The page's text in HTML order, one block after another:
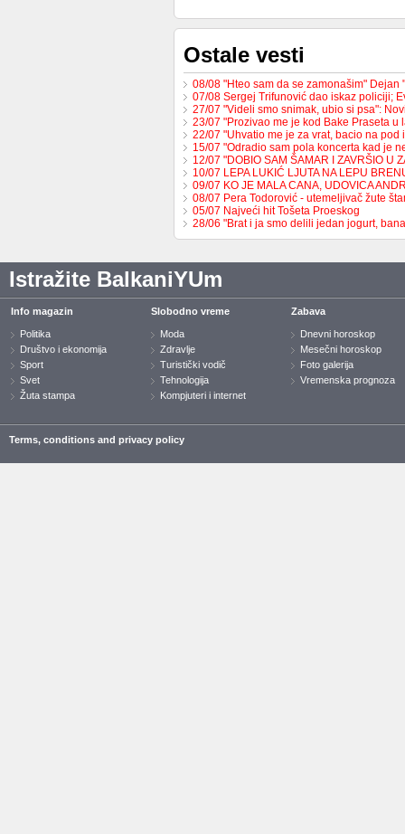
Ostale vesti
08/08 "Hteo sam da se zamonašim"
07/08 Sergej Trifunović dao iskaz policiji;
27/07 "Videli smo snimak, ubio si psa":
23/07 "Prozivao me je kod Bake Praseta
22/07 "Uhvatio me je za vrat, bacio na
15/07 "Odradio sam pola koncerta kad je
12/07 "DOBIO SAM ŠAMAR I ZAVRŠIO U
10/07 LEPA LUKIĆ LJUTA NA LEPU
09/07 KO JE MALA CANA, UDOVICA
08/07 Pera Todorović - utemeljivač žute
05/07 Najveći hit Tošeta Proeskog
28/06 "Brat i ja smo delili jedan jogurt,
Istražite BalkaniYUm
Info magazin
Politika
Društvo i ekonomija
Sport
Svet
Žuta stampa
Slobodno vreme
Moda
Zdravlje
Turistički vodič
Tehnologija
Kompjuteri i internet
Zabava
Dnevni horoskop
Mesečni horoskop
Foto galerija
Vremenska prognoza
Terms, conditions and privacy policy